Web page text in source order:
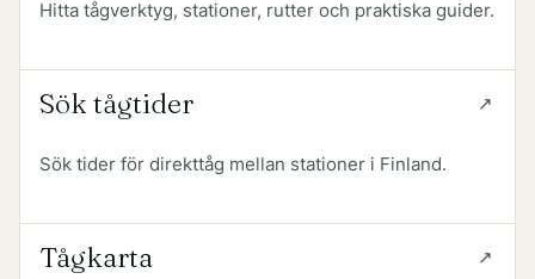
Hitta tågverktyg, stationer, rutter och praktiska guider.
Sök tågtider
Sök tider för direkttåg mellan stationer i Finland.
Tågkarta